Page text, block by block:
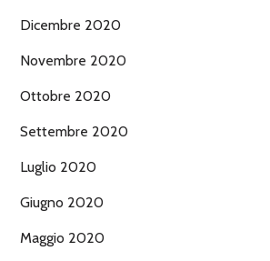
Dicembre 2020
Novembre 2020
Ottobre 2020
Settembre 2020
Luglio 2020
Giugno 2020
Maggio 2020